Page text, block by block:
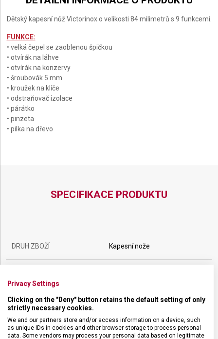
Dětský kapesní nůž Victorinox o velikosti 84 milimetrů s 9 funkcemi.
FUNKCE:
• velká čepel se zaoblenou špičkou
• otvírák na láhve
• otvírák na konzervy
• šroubovák 5 mm
• kroužek na klíče
• odstraňovač izolace
• párátko
• pinzeta
• pilka na dřevo
SPECIFIKACE PRODUKTU
DRUH ZBOŽÍ Kapesní nože
HMOTNOST 45 g
POČET FUNKCÍ 9
Privacy Settings
Clicking on the "Deny" button retains the default setting of only
strictly necessary cookies.
We and our partners store and/or access information on a device, such
as unique IDs in cookies and other browser storage to process personal
data. Some vendors may process your personal data based on legitimate